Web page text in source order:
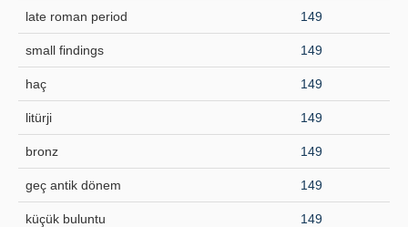
late roman period 149
small findings 149
haç 149
litürji 149
bronz 149
geç antik dönem 149
küçük buluntu 149